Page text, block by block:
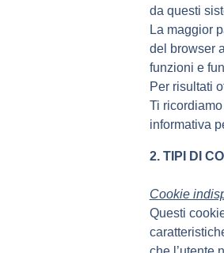
da questi
La maggior
del browser
funzioni e
Per risultati
Ti
informativa
2. TIPI DI
Cookie
Questi